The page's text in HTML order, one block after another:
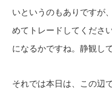
いというのもありですが
めてトレードしてくださ
になるかですね。静観し
それでは本日は、この辺